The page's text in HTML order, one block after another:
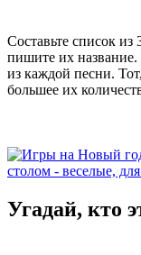
Составьте список
пишите их
из каждой песни.
большее их
Угадай, кто